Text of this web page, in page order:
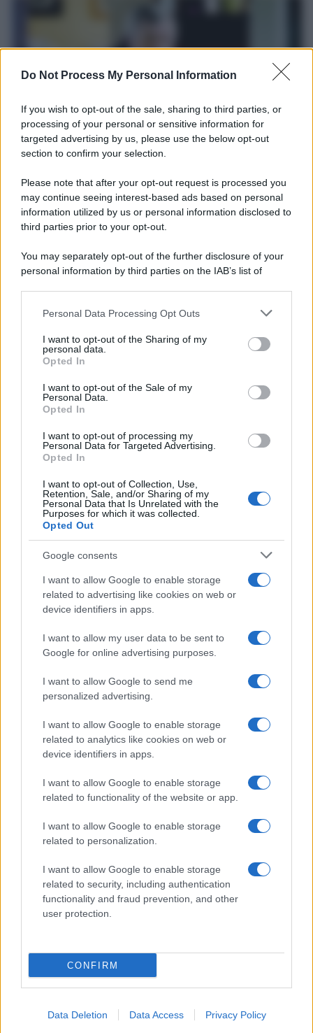
Do Not Process My Personal Information
If you wish to opt-out of the sale, sharing to third parties, or
processing of your personal or sensitive information for
targeted advertising by us, please use the below opt-out
section to confirm your selection.
Please note that after your opt-out request is processed you
may continue seeing interest-based ads based on personal
information utilized by us or personal information disclosed to
third parties prior to your opt-out.
You may separately opt-out of the further disclosure of your
personal information by third parties on the IAB’s list of
This information may also be disclosed by us to third parties
disclose it to other third parties.
Please note that this website/app uses one or more Google
services and may gather and store information including but
not limited to your visit or usage behaviour. You may click to
grant or deny consent to Google and its third-party tags to
consent section.
Personal Data Processing Opt Outs
I want to opt-out of the Sharing of my
personal data.
Opted In
I want to opt-out of the Sale of my
Personal Data.
Opted In
I want to opt-out of processing my
Personal Data for Targeted Advertising.
Opted In
I want to opt-out of Collection, Use,
Retention, Sale, and/or Sharing of my
Personal Data that Is Unrelated with the
Purposes for which it was collected.
Opted Out
Google consents
I want to allow Google to enable storage
related to advertising like cookies on web or
device identifiers in apps.
I want to allow my user data to be sent to
Google for online advertising purposes.
I want to allow Google to send me
personalized advertising.
I want to allow Google to enable storage
related to analytics like cookies on web or
device identifiers in apps.
I want to allow Google to enable storage
related to functionality of the website or app.
I want to allow Google to enable storage
related to personalization.
I want to allow Google to enable storage
related to security, including authentication
functionality and fraud prevention, and other
user protection.
CONFIRM
Data Deletion Data Access Privacy Policy
Il ricordo /Le radici di Francesco
Una domenica di settembre con Guccini nella sua casa a Pàvana,
tra ricordi del premio Tenco, la gara di disegni con Andrea
Pazienza sulle tovaglie di carta, il rapporto con i fan che
L'album /
"Timeless", il nuovo album postumo di Prince
racconta quattro decenni di creatività
L'inaugurazione /
Musica /Love Sensation, il primo duetto di Madonna e Kylie
Minogue
Facebook
Cookie Policy
Syndication
Globalist
Globalscience
Globalsport
Culture
Salute
Megachip
GiULia
Prima Pagina
Giornale dello
Spettacolo
Wondernet
Giuliana Sgrena
Syndication